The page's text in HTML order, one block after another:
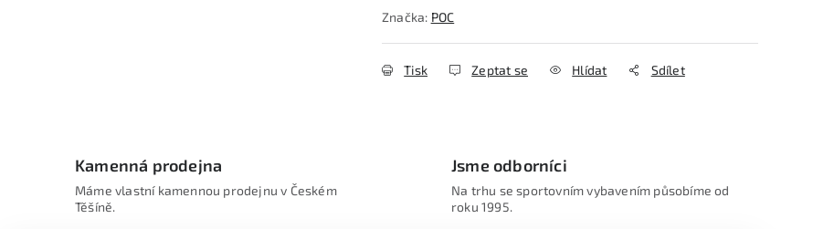
Značka: POC
Tisk Zeptat se Hlídat Sdílet
Kamenná prodejna
Máme vlastní kamennou prodejnu v Českém
Těšíně.
Jsme odborníci
Na trhu se sportovním vybavením působíme od
roku 1995.